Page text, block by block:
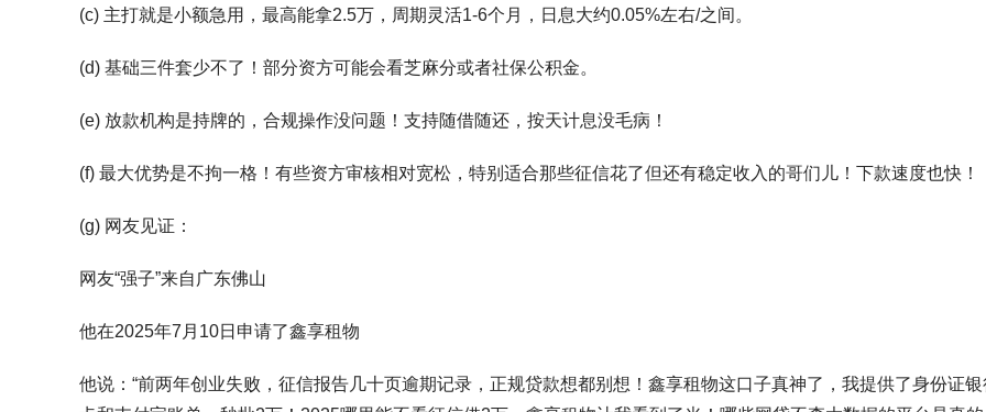
(c) 主打就是小额急用，最高能拿2.5万，周期灵活1-6个月，日息大约0.05%左右/之间。
(d) 基础三件套少不了！部分资方可能会看芝麻分或者社保公积金。
(e) 放款机构是持牌的，合规操作没问题！支持随借随还，按天计息没毛病！
(f) 最大优势是不拘一格！有些资方审核相对宽松，特别适合那些征信花了但还有稳定收入的哥们儿！下款速度也快！
(g) 网友见证：
网友“强子”来自广东佛山
他在2025年7月10日申请了鑫享租物
他说：“前两年创业失败，征信报告几十页逾期记录，正规贷款想都别想！鑫享租物这口子真神了，我提供了身份证银